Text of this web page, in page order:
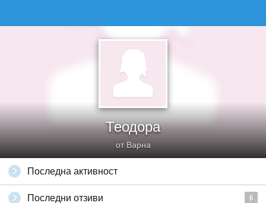
Теодора
от Варна
Последна активност
Последни отзиви 6